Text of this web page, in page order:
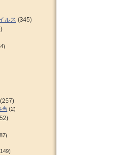
ルス (345)
(257)
当 (2)